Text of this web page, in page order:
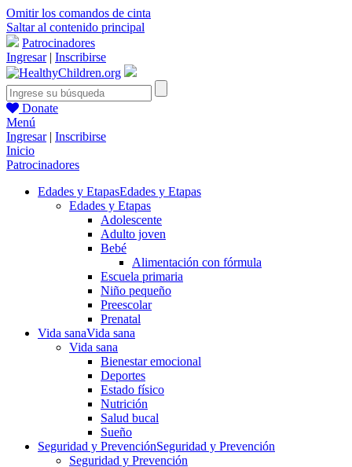
Omitir los comandos de cinta
Saltar al contenido principal
Patrocinadores
Ingresar| Inscribirse
Donate
Menú
Ingresar| Inscribirse
Inicio
Patrocinadores
Edades y EtapasEdades y Etapas
Edades y Etapas
Adolescente
Adulto joven
Bebé
Alimentación con fórmula
Escuela primaria
Niño pequeño
Preescolar
Prenatal
Vida sanaVida sana
Vida sana
Bienestar emocional
Deportes
Estado físico
Nutrición
Salud bucal
Sueño
Seguridad y PrevenciónSeguridad y Prevención
Seguridad y Prevención